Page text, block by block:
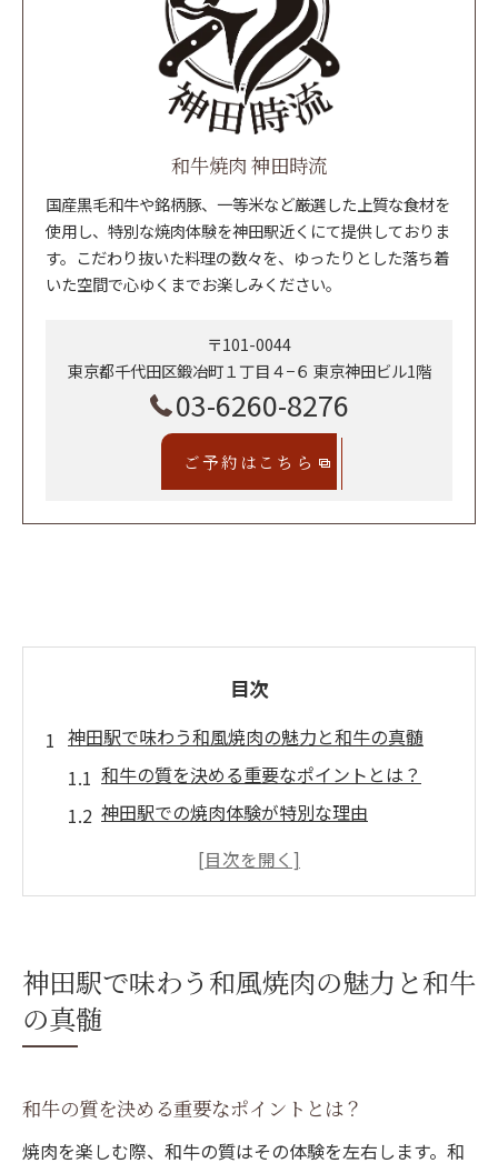
和牛焼肉 神田時流
国産黒毛和牛や銘柄豚、一等米など厳選した上質な食材を
使用し、特別な焼肉体験を神田駅近くにて提供しておりま
す。こだわり抜いた料理の数々を、ゆったりとした落ち着
いた空間で心ゆくまでお楽しみください。
〒101-0044
東京都千代田区鍛冶町１丁目４−６ 東京神田ビル1階
03-6260-8276
ご予約はこちら
目次
神田駅で味わう和風焼肉の魅力と和牛の真髄
和牛の質を決める重要なポイントとは？
神田駅での焼肉体験が特別な理由
和牛の歴史とその魅力を探る
和牛の旨味を引き立てる神田駅の特製タレとは
特製タレの秘密を解き明かす
地元の人が愛するタレの味とは
タレの種類とその特長を比較する
神田駅で味わう和風焼肉の魅力と和牛
の真髄
和牛の質を決める重要なポイントとは？
焼肉を楽しむ際、和牛の質はその体験を左右します。和